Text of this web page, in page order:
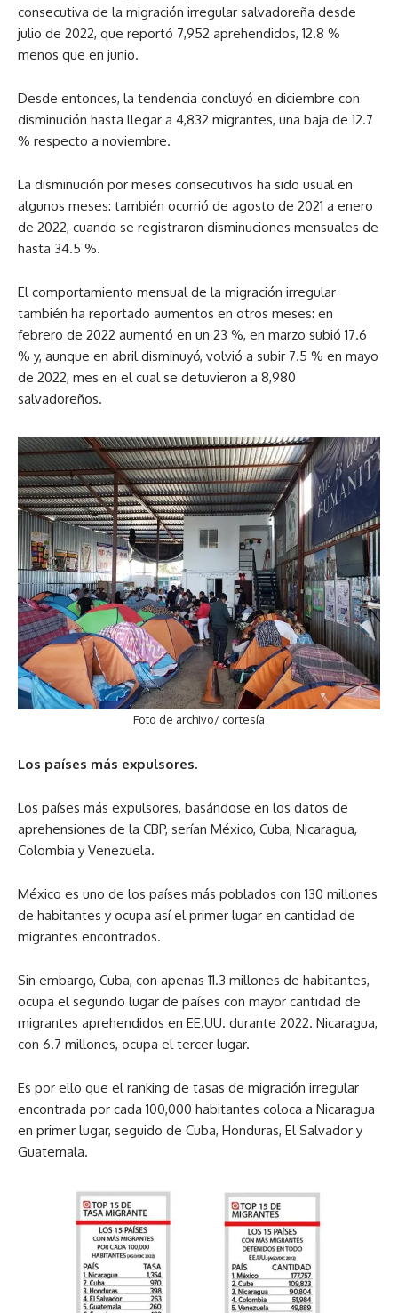
consecutiva de la migración irregular salvadoreña desde
julio de 2022, que reportó 7,952 aprehendidos, 12.8 %
menos que en junio.
Desde entonces, la tendencia concluyó en diciembre con
disminución hasta llegar a 4,832 migrantes, una baja de 12.7
% respecto a noviembre.
La disminución por meses consecutivos ha sido usual en
algunos meses: también ocurrió de agosto de 2021 a enero
de 2022, cuando se registraron disminuciones mensuales de
hasta 34.5 %.
El comportamiento mensual de la migración irregular
también ha reportado aumentos en otros meses: en
febrero de 2022 aumentó en un 23 %, en marzo subió 17.6
% y, aunque en abril disminuyó, volvió a subir 7.5 % en mayo
de 2022, mes en el cual se detuvieron a 8,980
salvadoreños.
Foto de archivo/ cortesía
Los países más expulsores.
Los países más expulsores, basándose en los datos de
aprehensiones de la CBP, serían México, Cuba, Nicaragua,
Colombia y Venezuela.
México es uno de los países más poblados con 130 millones
de habitantes y ocupa así el primer lugar en cantidad de
migrantes encontrados.
Sin embargo, Cuba, con apenas 11.3 millones de habitantes,
ocupa el segundo lugar de países con mayor cantidad de
migrantes aprehendidos en EE.UU. durante 2022. Nicaragua,
con 6.7 millones, ocupa el tercer lugar.
Es por ello que el ranking de tasas de migración irregular
encontrada por cada 100,000 habitantes coloca a Nicaragua
en primer lugar, seguido de Cuba, Honduras, El Salvador y
Guatemala.